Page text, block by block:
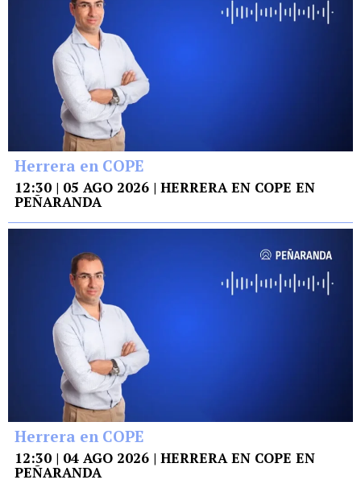
Herrera en COPE
12:30 | 05 AGO 2026 | HERRERA EN COPE EN
PEÑARANDA
Herrera en COPE
12:30 | 04 AGO 2026 | HERRERA EN COPE EN
PEÑARANDA